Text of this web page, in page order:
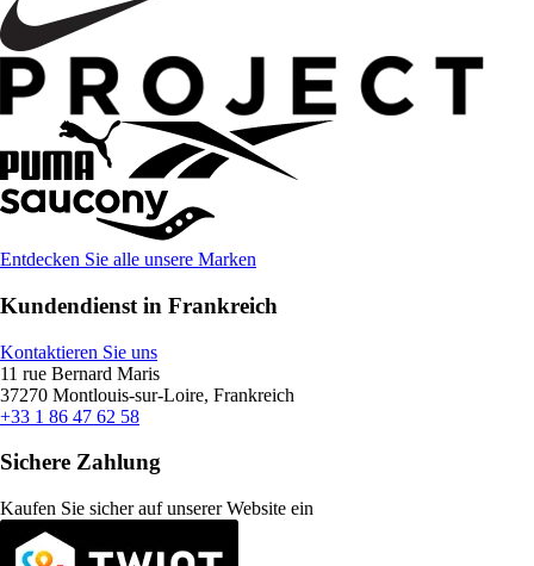
Entdecken Sie alle unsere Marken
Kundendienst in Frankreich
Kontaktieren Sie uns
11 rue Bernard Maris
37270 Montlouis-sur-Loire, Frankreich
+33 1 86 47 62 58
Sichere Zahlung
Kaufen Sie sicher auf unserer Website ein